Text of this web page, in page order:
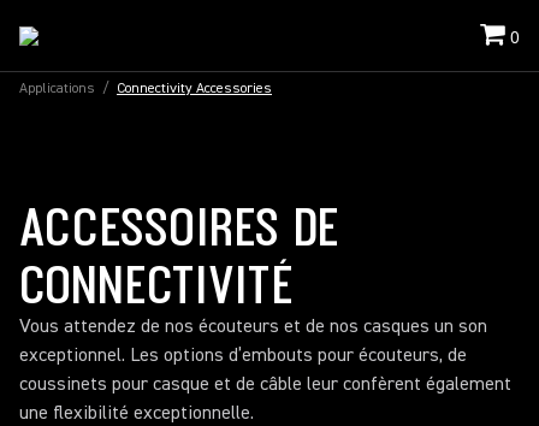
0
Applications / Connectivity Accessories
ACCESSOIRES DE
CONNECTIVITÉ
Vous attendez de nos écouteurs et de nos casques un son
exceptionnel. Les options d’embouts pour écouteurs, de
coussinets pour casque et de câble leur confèrent également
une flexibilité exceptionnelle.